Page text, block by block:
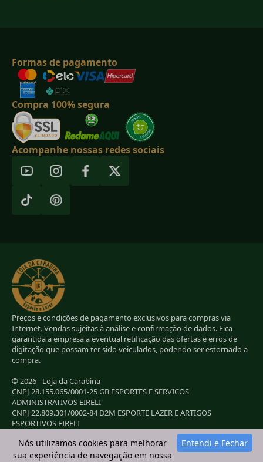
Formas de pagamento
Compra 100% segura
Acompanhe nossas redes sociais
Preços e condições de pagamento exclusivos para compras via
Internet. Vendas sujeitas à análise e confirmação de dados. Fica
garantida a empresa a eventual retificação das ofertas e erros de
digitação que possam ter sido veiculados, podendo ser estornado a
compra.
© 2026 - Loja da Carabina
CNPJ 28.155.065/0001-25 GB ESPORTES E SERVICOS
ADMINISTRATIVOS EIRELI
CNPJ 22.809.301/0002-84 D2M ESPORTE LAZER E ARTIGOS
ESPORTIVOS EIRELI
CNPJ 38.283.264/0001-72 LC ESPORTES E LAZER LTDA
CNPJ 42.084.009/0001-78 2G E B ESPORTE E LAZER LTDAEntendi e Fechar
Nós utilizamos cookies para melhorar
sua experiência de navegação em nossa